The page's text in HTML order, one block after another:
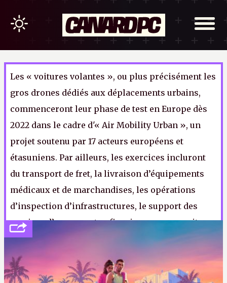
Les « voitures volantes », ou plus précisément les
gros drones dédiés aux déplacements urbains,
commenceront leur phase de test en Europe dès
2022 dans le cadre d'« Air Mobility Urban », un
projet soutenu par 17 acteurs européens et
étasuniens. Par ailleurs, les exercices incluront
du transport de fret, la livraison d’équipements
médicaux et de marchandises, les opérations
d’inspection d’infrastructures, le support des
services d’urgence et enfin, sinon ça ne serait pas
drone, la surveillance policière.